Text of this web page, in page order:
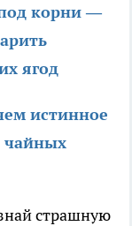
корни —
ягод
истинное
чайных
страшную